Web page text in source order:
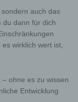
auch das
du dann für dich
wirklich wert ist,
ohne es zu wissen
Entwicklung